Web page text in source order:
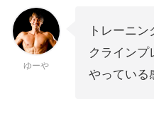
ゆーや
トレーニ
クラインプ
やっている